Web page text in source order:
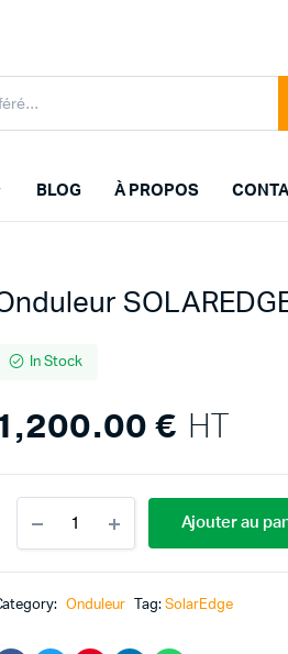
BLOG À PROPOS
In Stock
€ HT
SOLAREDGE
HD-
WAVE
SE4000H
Ajouter au
Onduleur Tag: SolarEdge